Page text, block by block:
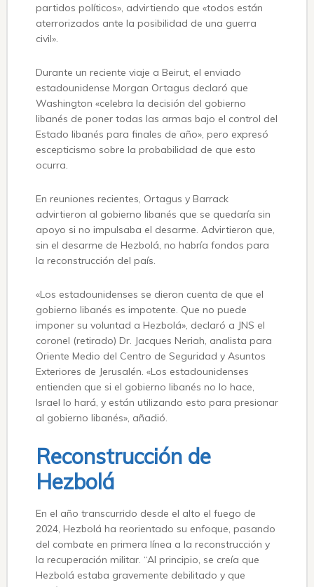
partidos políticos», advirtiendo que «todos están
aterrorizados ante la posibilidad de una guerra
civil».
Durante un reciente viaje a Beirut, el enviado
estadounidense Morgan Ortagus declaró que
Washington «celebra la decisión del gobierno
libanés de poner todas las armas bajo el control del
Estado libanés para finales de año», pero expresó
escepticismo sobre la probabilidad de que esto
ocurra.
En reuniones recientes, Ortagus y Barrack
advirtieron al gobierno libanés que se quedaría sin
apoyo si no impulsaba el desarme. Advirtieron que,
sin el desarme de Hezbolá, no habría fondos para
la reconstrucción del país.
«Los estadounidenses se dieron cuenta de que el
gobierno libanés es impotente. Que no puede
imponer su voluntad a Hezbolá», declaró a JNS el
coronel (retirado) Dr. Jacques Neriah, analista para
Oriente Medio del Centro de Seguridad y Asuntos
Exteriores de Jerusalén. «Los estadounidenses
entienden que si el gobierno libanés no lo hace,
Israel lo hará, y están utilizando esto para presionar
al gobierno libanés», añadió.
Reconstrucción de
Hezbolá
En el año transcurrido desde el alto el fuego de
2024, Hezbolá ha reorientado su enfoque, pasando
del combate en primera línea a la reconstrucción y
la recuperación militar. “Al principio, se creía que
Hezbolá estaba gravemente debilitado y que